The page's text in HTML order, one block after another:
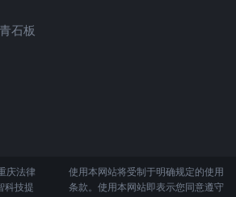
石板
庆法律
科技提
使用本网站将受制于明确规定的使用
条款。使用本网站即表示您同意遵守